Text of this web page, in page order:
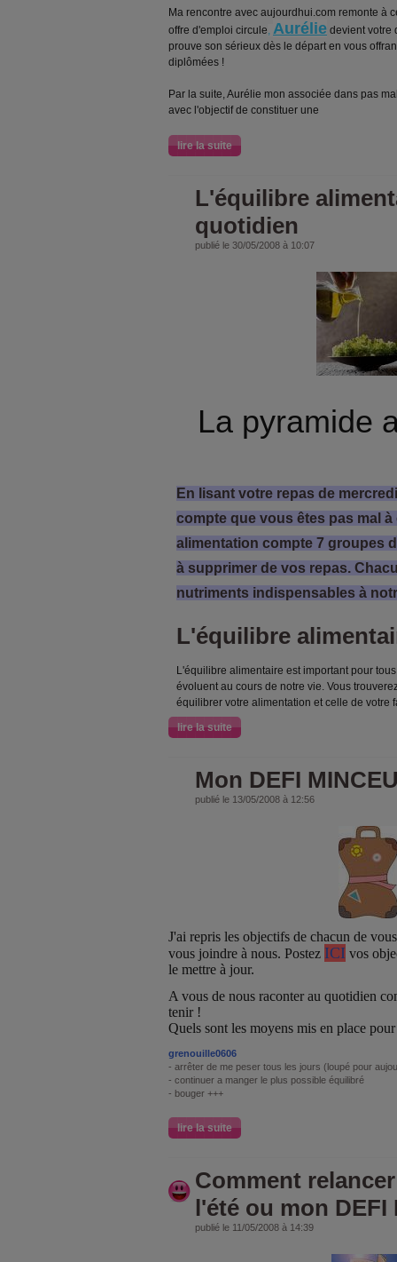
Ma rencontre avec aujourdhui.com remonte à
offre d'emploi circule, Aurélie devient votre
prouve son sérieux dès le départ en vous
diplômées !
Par la suite, Aurélie mon associée dans pas
avec l'objectif de constituer une
lire la suite
L'équilibre
quotidien
publié le 30/05/2008 à 10:07
La pyramide
En lisant votre repas de
compte que vous êtes pas mal
alimentation compte 7 groupes
à supprimer de vos repas.
nutriments indispensables à
L'équilibre
L'équilibre alimentaire est important pour
évoluent au cours de notre vie. Vous
équilibrer votre alimentation et celle de votre
lire la suite
Mon DEFI
publié le 13/05/2008 à 12:56
J'ai repris les objectifs de chacun de
vous joindre à nous. Postez ICI vos
le mettre à jour.
A vous de nous raconter au quotidien
tenir !
Quels sont les moyens mis en place
grenouille0606
- arrêter de me peser tous les jours (loupé pour
- continuer a manger le plus possible équilibré
- bouger +++
lire la suite
Comment
l'été ou mon DEFI
publié le 11/05/2008 à 14:39